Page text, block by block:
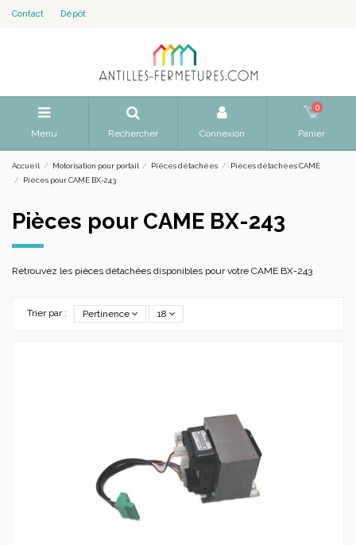
Contact Dépôt
Menu Rechercher Connexion
0
Panier
Accueil Motorisation pour portail Pièces détachées
Pièces détachées CAME
Pièces pour CAME BX-243
Pièces pour CAME BX-243
Retrouvez les pièces détachées disponibles pour votre CAME BX-243
Trier par : Pertinence 18